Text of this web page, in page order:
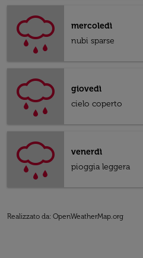
mercoledì
nubi sparse
giovedì
cielo coperto
venerdì
pioggia leggera
Realizzato da: OpenWeatherMap.org